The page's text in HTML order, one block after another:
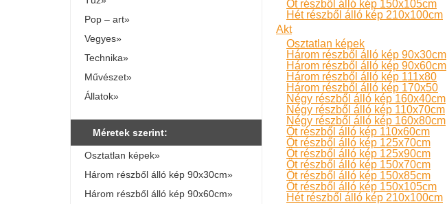
Pop – art»
Vegyes»
Technika»
Művészet»
Állatok»
Méretek szerint:
Osztatlan képek»
Három részből álló kép 90x30cm»
Három részből álló kép 90x60cm»
Öt részből álló kép 150x105cm
Hét részből álló kép 210x100cm
Akt
Osztatlan képek
Három részből álló kép 90x30cm
Három részből álló kép 90x60cm
Három részből álló kép 111x80
Három részből álló kép 170x50
Négy részből álló kép 160x40cm
Négy részből álló kép 110x70cm
Négy részből álló kép 160x80cm
Öt részből álló kép 110x60cm
Öt részből álló kép 125x70cm
Öt részből álló kép 125x90cm
Öt részből álló kép 150x70cm
Öt részből álló kép 150x85cm
Öt részből álló kép 150x105cm
Hét részből álló kép 210x100cm